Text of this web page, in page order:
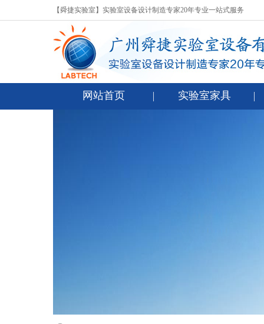
【舜捷实验室】实验室设备设计制造专家20年专业一站式服务
网站首页 实验室家具